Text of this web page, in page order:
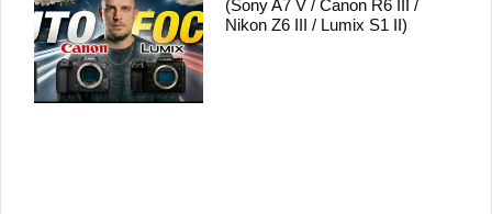
(Sony A7 V / Canon R6 III /
Nikon Z6 III / Lumix S1 II)